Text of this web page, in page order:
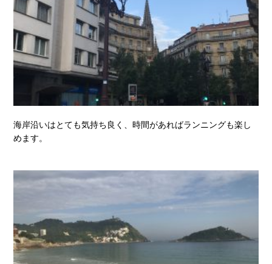
海岸沿いはとても気持ち良く、時間があればランニングも楽し
めます。